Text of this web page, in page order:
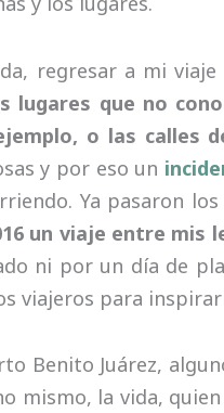
regresar a mi viaje
lugares que no
o las calles
y por eso un
Ya pasaron los
un viaje entre mis
ni por un día de
viajeros para
Benito Juárez,
mismo, la vida,